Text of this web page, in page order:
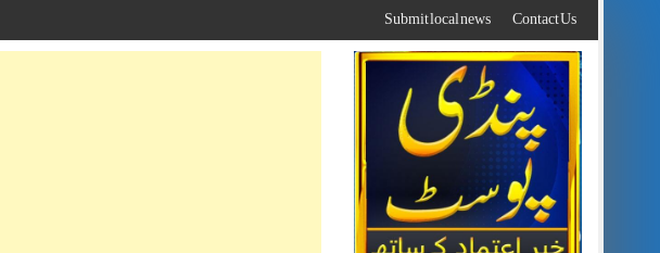
to
content
Contact Us
Submit local news